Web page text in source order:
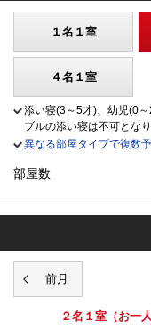
１名１室
４名１室
添い寝(3～5才)、幼児(0
ブルの添い寝は不可となり
異なる部屋タイプで複数
部屋数
２名１室 （お一